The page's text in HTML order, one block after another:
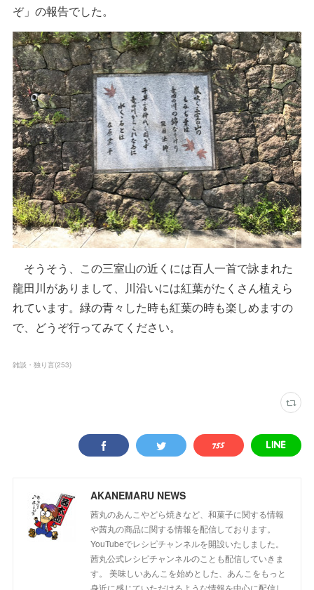
ぞ」の報告でした。
そうそう、この三室山の近くには百人一首で詠まれた
龍田川がありまして、川沿いには紅葉がたくさん植えら
れています。緑の青々した時も紅葉の時も楽しめますの
で、どうぞ行ってみてください。
雑談・独り言(253)
AKANEMARU NEWS
茜丸のあんこやどら焼きなど、和菓子に関する情報
や茜丸の商品に関する情報を配信しております。
YouTubeでレシピチャンネルを開設いたしました。
茜丸公式レシピチャンネルのことも配信していきま
す。 美味しいあんこを始めとした、あんこをもっと
身近に感じていただけるような情報を中心に配信し